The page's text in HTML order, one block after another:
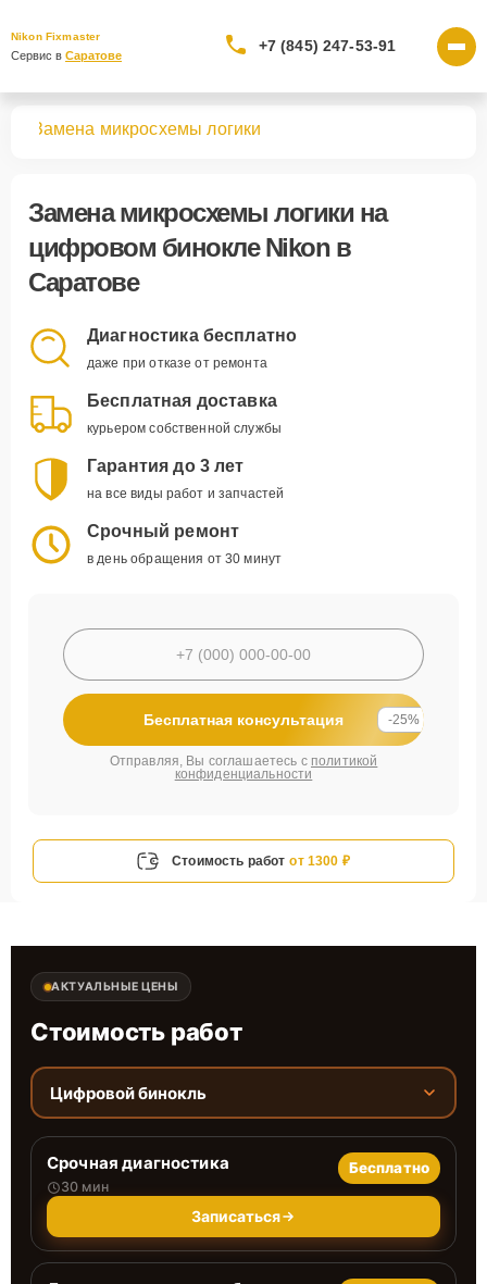
Nikon Fixmaster
Сервис в Саратове
+7 (845) 247-53-91
Замена микросхемы логики
Замена микросхемы логики на
цифровом бинокле Nikon в
Саратове
Диагностика бесплатно
даже при отказе от ремонта
Бесплатная доставка
курьером собственной службы
Гарантия до 3 лет
на все виды работ и запчастей
Срочный ремонт
в день обращения от 30 минут
Бесплатная консультация -25%
Отправляя, Вы соглашаетесь с политикой
конфиденциальности
Стоимость работ от 1300 ₽
АКТУАЛЬНЫЕ ЦЕНЫ
Стоимость работ
Цифровой бинокль
Срочная диагностика
30 мин
Бесплатно
Записаться